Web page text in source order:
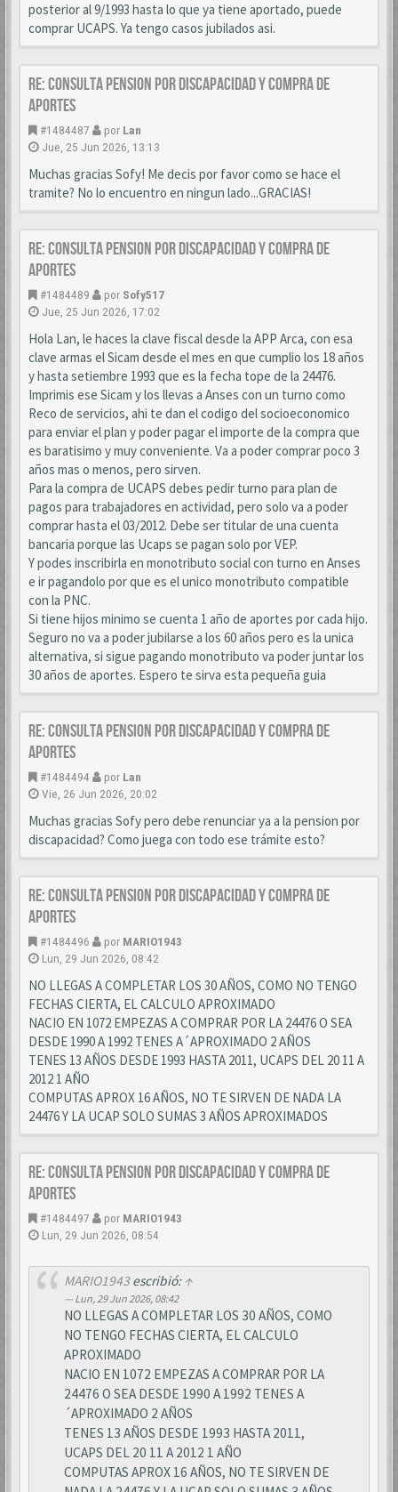
posterior al 9/1993 hasta lo que ya tiene aportado, puede
comprar UCAPS. Ya tengo casos jubilados asi.
Re: CONSULTA PENSION POR DISCAPACIDAD Y COMPRA DE
APORTES
#1484487 por Lan
Jue, 25 Jun 2026, 13:13
Muchas gracias Sofy! Me decis por favor como se hace el
tramite? No lo encuentro en ningun lado...GRACIAS!
Re: CONSULTA PENSION POR DISCAPACIDAD Y COMPRA DE
APORTES
#1484489 por Sofy517
Jue, 25 Jun 2026, 17:02
Hola Lan, le haces la clave fiscal desde la APP Arca, con esa
clave armas el Sicam desde el mes en que cumplio los 18 años
y hasta setiembre 1993 que es la fecha tope de la 24476.
Imprimis ese Sicam y los llevas a Anses con un turno como
Reco de servicios, ahi te dan el codigo del socioeconomico
para enviar el plan y poder pagar el importe de la compra que
es baratisimo y muy conveniente. Va a poder comprar poco 3
años mas o menos, pero sirven.
Para la compra de UCAPS debes pedir turno para plan de
pagos para trabajadores en actividad, pero solo va a poder
comprar hasta el 03/2012. Debe ser titular de una cuenta
bancaria porque las Ucaps se pagan solo por VEP.
Y podes inscribirla en monotributo social con turno en Anses
e ir pagandolo por que es el unico monotributo compatible
con la PNC.
Si tiene hijos minimo se cuenta 1 año de aportes por cada hijo.
Seguro no va a poder jubilarse a los 60 años pero es la unica
alternativa, si sigue pagando monotributo va poder juntar los
30 años de aportes. Espero te sirva esta pequeña guia
Re: CONSULTA PENSION POR DISCAPACIDAD Y COMPRA DE
APORTES
#1484494 por Lan
Vie, 26 Jun 2026, 20:02
Muchas gracias Sofy pero debe renunciar ya a la pension por
discapacidad? Como juega con todo ese trámite esto?
Re: CONSULTA PENSION POR DISCAPACIDAD Y COMPRA DE
APORTES
#1484496 por MARIO1943
Lun, 29 Jun 2026, 08:42
NO LLEGAS A COMPLETAR LOS 30 AÑOS, COMO NO TENGO
FECHAS CIERTA, EL CALCULO APROXIMADO
NACIO EN 1072 EMPEZAS A COMPRAR POR LA 24476 O SEA
DESDE 1990 A 1992 TENES A´APROXIMADO 2 AÑOS
TENES 13 AÑOS DESDE 1993 HASTA 2011, UCAPS DEL 20 11 A
2012 1 AÑO
COMPUTAS APROX 16 AÑOS, NO TE SIRVEN DE NADA LA
24476 Y LA UCAP SOLO SUMAS 3 AÑOS APROXIMADOS
Re: CONSULTA PENSION POR DISCAPACIDAD Y COMPRA DE
APORTES
#1484497 por MARIO1943
Lun, 29 Jun 2026, 08:54
MARIO1943escribió: ↑
Lun, 29 Jun 2026, 08:42
NO LLEGAS A COMPLETAR LOS 30 AÑOS, COMO
NO TENGO FECHAS CIERTA, EL CALCULO
APROXIMADO
NACIO EN 1072 EMPEZAS A COMPRAR POR LA
24476 O SEA DESDE 1990 A 1992 TENES A
´APROXIMADO 2 AÑOS
TENES 13 AÑOS DESDE 1993 HASTA 2011,
UCAPS DEL 20 11 A 2012 1 AÑO
COMPUTAS APROX 16 AÑOS, NO TE SIRVEN DE